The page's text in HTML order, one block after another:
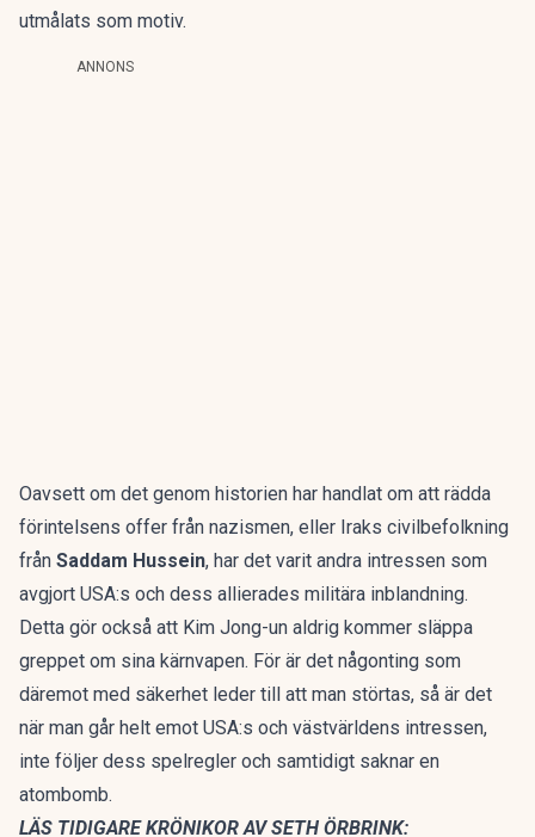
utmålats som motiv.
ANNONS
Oavsett om det genom historien har handlat om att rädda
förintelsens offer från nazismen, eller Iraks civilbefolkning
från Saddam Hussein, har det varit andra intressen som
avgjort USA:s och dess allierades militära inblandning.
Detta gör också att Kim Jong-un aldrig kommer släppa
greppet om sina kärnvapen. För är det någonting som
däremot med säkerhet leder till att man störtas, så är det
när man går helt emot USA:s och västvärldens intressen,
inte följer dess spelregler och samtidigt saknar en
atombomb.
LÄS TIDIGARE KRÖNIKOR AV SETH ÖRBRINK: